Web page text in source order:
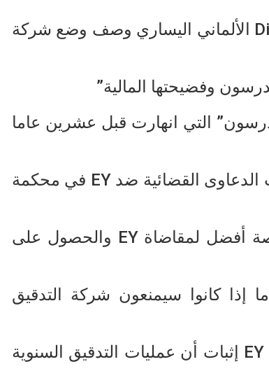
أما فابيو دي ماسي العضو في حزب Die Linke الألماني اليساري وصف وضع شركة
وفضيحتها المالية”
التي انهارت قبل عشرين عاما
أما مارك ليبشر محامي برلين الذي رفع مئات الدعاوى القضائية ضد EY في محكمة
“لدى المستثمرين في شركة Wirecard فرصة أفضل لمقاضاة EY والحصول على
إذا كانوا سيمنعون شركة التدقيق
هذه الأمور ستجعل من الصعوبة على شركة EY إثبات أن عمليات التدقيق السنوية